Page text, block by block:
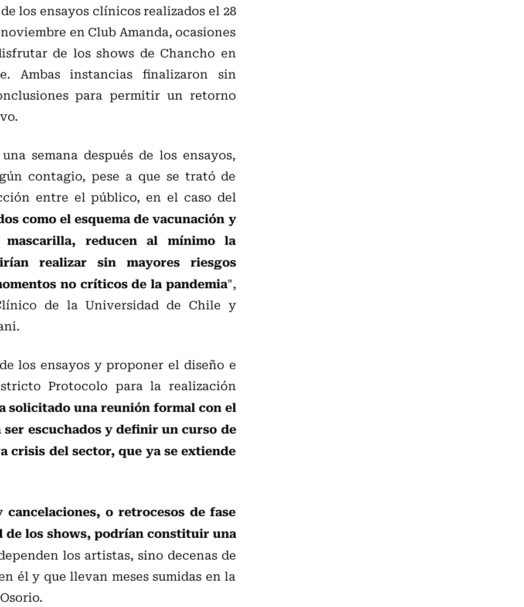
los ensayos clínicos realizados el 28
en Club Amanda, ocasiones
de los shows de Chancho en
Ambas instancias finalizaron sin
para permitir un retorno
semana después de los ensayos,
contagio, pese a que se trató de
entre el público, en el caso del
como el esquema de vacunación y
reducen al mínimo la
realizar sin mayores riesgos
no críticos de la pandemia",
de la Universidad de Chile y
los ensayos y proponer el diseño e
Protocolo para la realización
solicitado una reunión formal con el
escuchados y definir un curso de
crisis del sector, que ya se extiende
o retrocesos de fase
los shows, podrían constituir una
los artistas, sino decenas de
él y que llevan meses sumidas en la